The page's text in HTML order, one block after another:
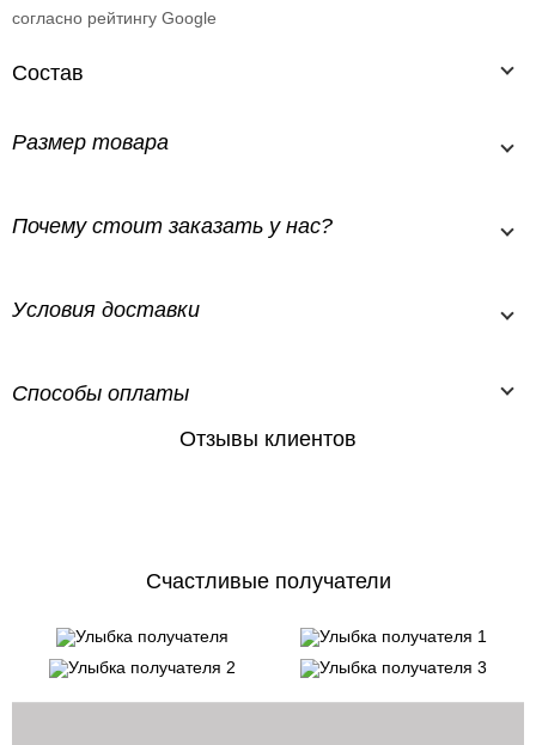
согласно рейтингу Google
Состав
Размер товара
Почему стоит заказать у нас?
Условия доставки
Способы оплаты
Отзывы клиентов
Счастливые получатели